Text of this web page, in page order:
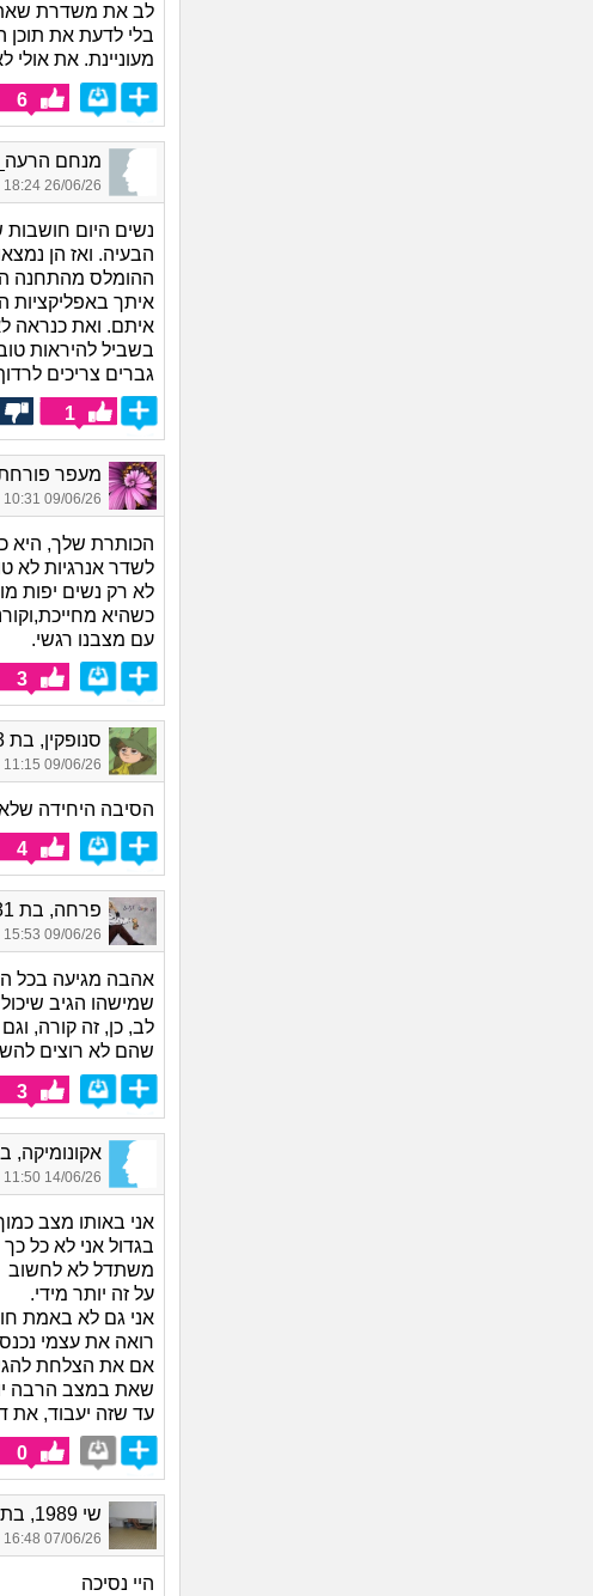
לב את משדרת שאת
בלי לדעת את
מעוניינת. את
6
מנחם הרעה_4799, בן 24, אורח
26/06/26 18:24
נשים היום חושבות
ההומלס מהתחנה
איתך
איתם. ואת כנראה
בשביל להיראות
גברים צריכים
1
מעפר פורחת
09/06/26 10:31
הכותרת שלך, היא
לשדר אנרגיות לא
לא רק נשים יפות
כשהיא
עם מצבנו רגשי.
3
סנופקין, בת 23
09/06/26 11:15
הסיבה היחידה
4
פרחה, בת 31
09/06/26 15:53
אהבה מגיעה בכל
שמישהו הגיב
לב, כן, זה קורה,
שהם לא רוצים
3
אקונומיקה, בן
14/06/26 11:50
אני באותו מצב
בגדול אני לא כל
משתדל לא לחשוב
על זה יותר מידי.
אני גם לא באמת
רואה את עצמי נכנס
אם את הצלחת
שאת במצב הרבה
עד שזה יעבוד, את
0
שי 1989, בת 37
07/06/26 16:48
היי נסיכה